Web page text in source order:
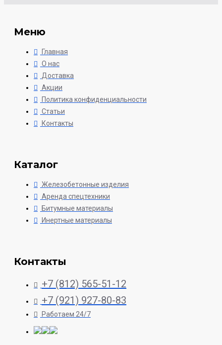
Меню
Главная
О нас
Доставка
Акции
Политика конфиденциальности
Статьи
Контакты
Каталог
Железобетонные изделия
Аренда спецтехники
Битумные материалы
Инертные материалы
Контакты
+7 (812) 565-51-12
+7 (921) 927-80-83
Работаем 24/7